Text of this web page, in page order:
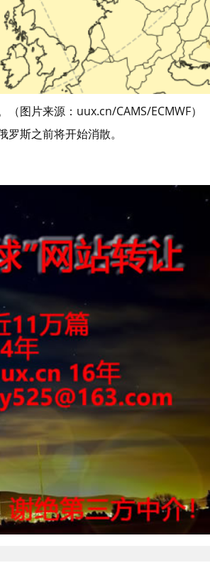
图片来源：uux.cn/CAMS/ECMWF）
斯之前将开始消散。